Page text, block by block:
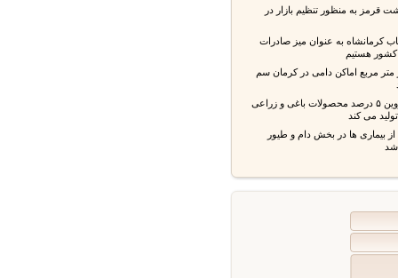
به منظور تنظیم بازار در
کرمانشاه به عنوان میز صادرات
هستیم
متر مربع اماکن دامی در کرمان سم
استان قزوین ۵ درصد محصولات باغی و زراعی
می کند
بیماری ها در بخش دام و طیور